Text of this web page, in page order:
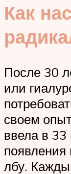
Как
После 30
или
своем
ввела в 33
лбу.